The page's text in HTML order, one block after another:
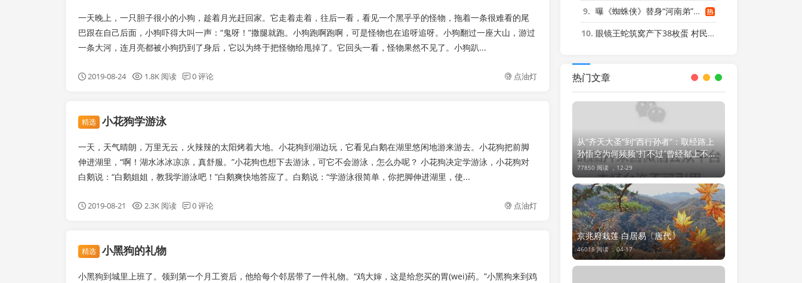
一天晚上，一只胆子很小的小狗，趁着月光赶回家。它走着走着，往后一看，看见一个黑乎乎的怪物，拖着一条很难看的尾
巴跟在自己后面，小狗吓得大叫一声：“鬼呀！”撒腿就跑。小狗跑啊跑啊，可是怪物也在追呀追呀。小狗翻过一座大山，游过
一条大河，连月亮都被小狗扔到了身后，它以为终于把怪物给甩掉了。它回头一看，怪物果然不见了。小狗趴...
2019-08-24 1.8K 阅读 0 评论 点油灯
精选 小花狗学游泳
一天，天气晴朗，万里无云，火辣辣的太阳烤着大地。小花狗到湖边玩，它看见白鹅在湖里悠闲地游来游去。小花狗把前脚
伸进湖里，“啊！湖水冰冰凉凉，真舒服。”小花狗也想下去游泳，可它不会游泳，怎么办呢？ 小花狗决定学游泳，小花狗对
白鹅说：“白鹅姐姐，教我学游泳吧！”白鹅爽快地答应了。白鹅说：“学游泳很简单，你把脚伸进湖里，使...
2019-08-21 2.3K 阅读 0 评论 点油灯
精选 小黑狗的礼物
小黑狗到城里上班了。领到第一个月工资后，他给每个邻居带了一件礼物。“鸡大婶，这是给您买的胃(wei)药。”小黑狗来到鸡
9
曝《蜘蛛侠》替身“河南弟”造假抢功
10 眼镜王蛇筑窝产下38枚蛋 村民报警
热门文章
从“齐天大圣”到“西行孙者”：取经路上
孙悟空为何频频“打不过”曾经都上不了
台面的小妖？
77850 阅读 ， 12-29
京兆府栽莲 白居易〔唐代〕
46018 阅读 ，04-17